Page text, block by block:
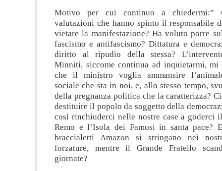
Motivo per cui continuo a chiedermi:”
valutazioni che hanno spinto il responsabile
vietare la manifestazione? Ha voluto porre
fascismo e antifascismo? Dittatura e
diritto al ripudio della stessa?
Minniti, siccome continua ad inquietarmi, mi
che il ministro voglia ammansire
sociale che sta in noi, e, allo stesso tempo,
della pregnanza politica che la caratterizza?
destituire il popolo da soggetto della
così rinchiuderci nelle nostre case a goderci
Remo e l’Isola dei Famosi in santa pace?
braccialetti Amazon si stringano nei
forzature, mentre il Grande Fratello
giornate?